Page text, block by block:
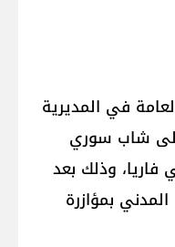
في المديرية
على شاب سوري
وذلك بعد
بمؤازرة